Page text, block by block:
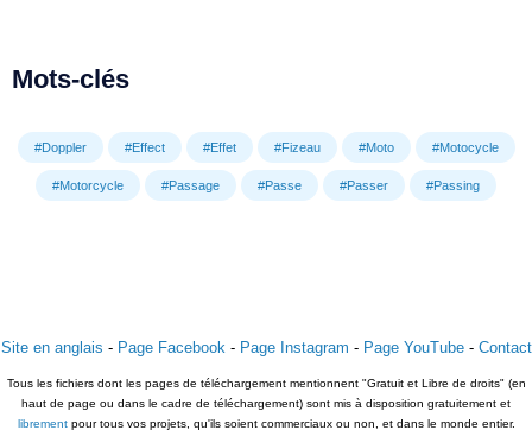
Mots-clés
#Doppler #Effect #Effet #Fizeau #Moto #Motocycle
#Motorcycle #Passage #Passe #Passer #Passing
Site en anglais - Page Facebook - Page Instagram - Page YouTube- Contact
Tous les fichiers dont les pages de téléchargement mentionnent "Gratuit et Libre de droits" (en
haut de page ou dans le cadre de téléchargement) sont mis à disposition gratuitement et
librementpour tous vos projets, qu'ils soient commerciaux ou non, et dans le monde entier.